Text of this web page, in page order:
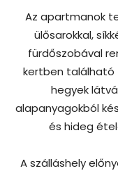
Az apartmanok
ülősarokkal,
fürdőszobával
kertben található
hegyek
alapanyagokból
és hideg
A szálláshely